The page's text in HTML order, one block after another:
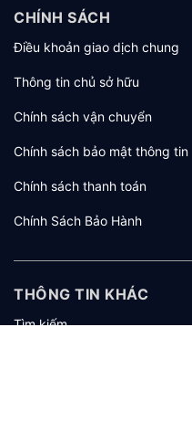
CHÍNH SÁCH
Điều khoản giao dịch chung
Thông tin chủ sở hữu
Chính sách vận chuyển
Chính sách bảo mật thông tin
Chính sách thanh toán
Chính Sách Bảo Hành
THÔNG TIN KHÁC
Tìm kiếm